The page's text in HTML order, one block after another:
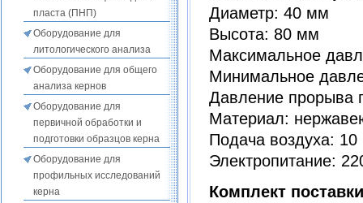
пласта (ПНП)
Оборудование для
литологического анализа
Оборудование для общего
анализа кернов
Оборудование для
первичной обработки и
подготовки образцов керна
Оборудование для
профильных исследований
керна
Диаметр: 40 мм
Высота: 80 мм
Максимальное
Минимальное
Давление прорыва
Материал:
Подача воздуха:
Электропитание:
Комплект